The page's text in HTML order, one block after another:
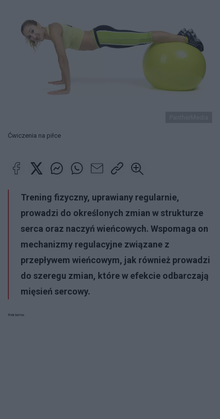
Ćwiczenia na piłce
Trening fizyczny, uprawiany regularnie,
prowadzi do określonych zmian w strukturze
serca oraz naczyń wieńcowych. Wspomaga on
mechanizmy regulacyjne związane z
przepływem wieńcowym, jak również prowadzi
do szeregu zmian, które w efekcie odbarczają
mięsień sercowy.
Reklama: